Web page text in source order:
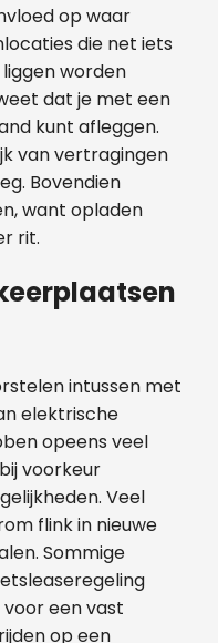
op waar
die net iets
worden
dat je met een
kunt afleggen.
van vertragingen
Bovendien
want opladen
rit.
intussen met
elektrische
opeens veel
voorkeur
Veel
flink in nieuwe
Sommige
een vast
op een